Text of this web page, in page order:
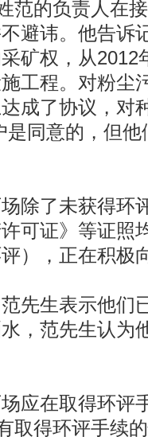
的负责人在
避讳。他告诉
矿权，从2012
工程。对粉尘
成了协议，对
是同意的，但
了未获得环
可证》等证照
），正在积极
生表示他们
，范先生认为
在取得环评
取得环评手续